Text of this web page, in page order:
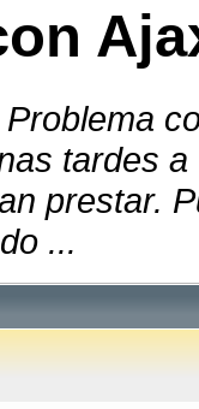
Problema
tardes
prestar.
...